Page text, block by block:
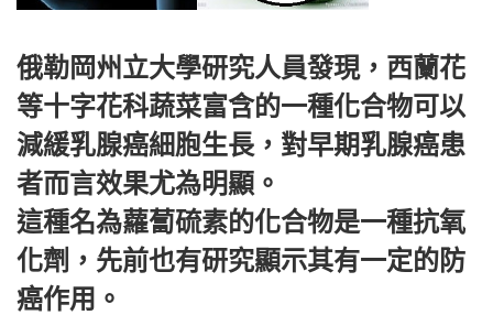
俄勒岡州立大學研究人員發現，西蘭花
等十字花科蔬菜富含的一種化合物可以
減緩乳腺癌細胞生長，對早期乳腺癌患
者而言效果尤為明顯。
這種名為蘿蔔硫素的化合物是一種抗氧
化劑，先前也有研究顯示其有一定的防
癌作用。